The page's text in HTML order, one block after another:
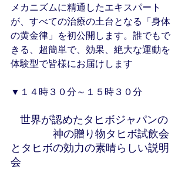
メカニズムに精通したエキスパート
が、すべての治療の土台となる「身体
の黄金律」を初公開します。誰でもで
きる、超簡単で、効果、絶大な運動を
体験型で皆様にお届けします
▼１４時３０分～１５時３０分
世界が認めたタヒボジャパンの
神の贈り物タヒボ試飲会
とタヒボの効力の素晴らしい説明
会